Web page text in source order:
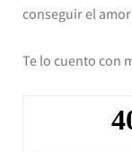
conseguir el
Te lo cuento con